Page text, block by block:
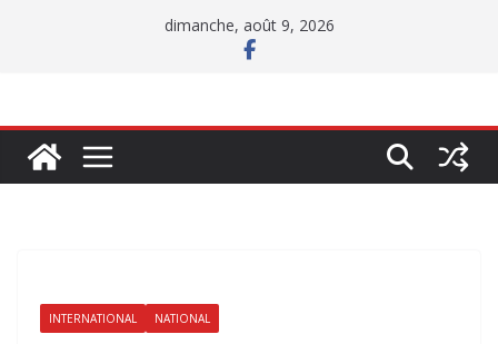
dimanche, août 9, 2026
INTERNATIONAL NATIONAL